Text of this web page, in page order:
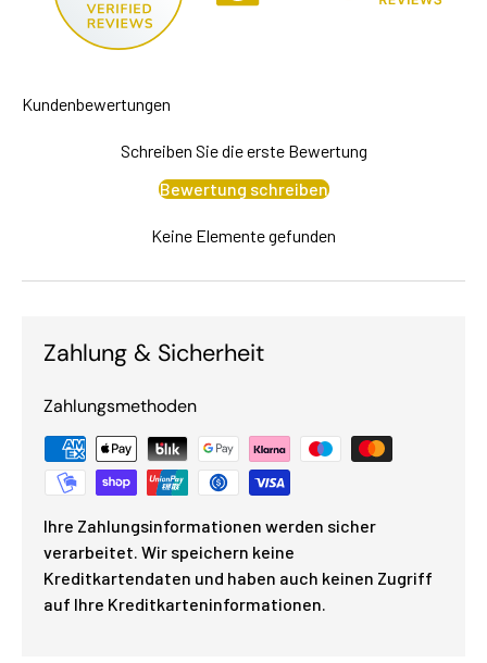
Kundenbewertungen
Schreiben Sie die erste Bewertung
Bewertung schreiben
Keine Elemente gefunden
Zahlung & Sicherheit
Zahlungsmethoden
Ihre Zahlungsinformationen werden sicher
verarbeitet. Wir speichern keine
Kreditkartendaten und haben auch keinen Zugriff
auf Ihre Kreditkarteninformationen.